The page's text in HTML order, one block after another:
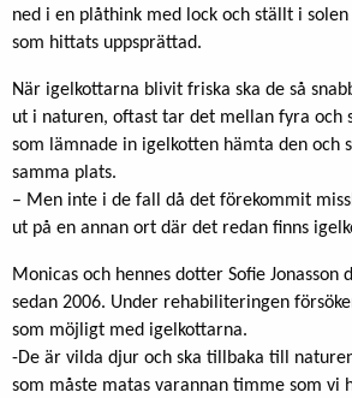
ned i en plåthink med lock och ställt i
som hittats uppsprättad.
När igelkottarna blivit friska ska de så
ut i naturen, oftast tar det mellan fyra och
som lämnade in igelkotten hämta den och
samma plats.
– Men inte i de fall då det förekommit
ut på en annan ort där det redan finns
Monicas och hennes dotter Sofie
sedan 2006. Under rehabiliteringen
som möjligt med igelkottarna.
-De är vilda djur och ska tillbaka till
som måste matas varannan timme som vi